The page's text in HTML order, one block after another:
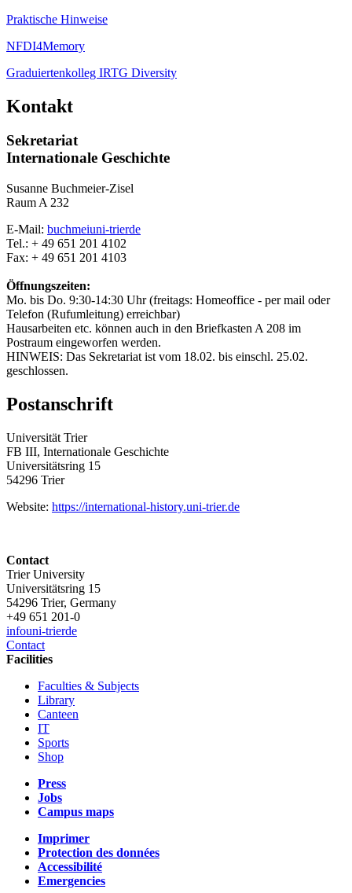
Praktische Hinweise
NFDI4Memory
Graduiertenkolleg IRTG Diversity
Kontakt
Sekretariat
Internationale Geschichte
Susanne Buchmeier-Zisel
Raum A 232
E-Mail: buchmeiuni-trierde
Tel.: + 49 651 201 4102
Fax: + 49 651 201 4103
Öffnungszeiten:
Mo. bis Do. 9:30-14:30 Uhr (freitags: Homeoffice - per mail oder
Telefon (Rufumleitung) erreichbar)
Hausarbeiten etc. können auch in den Briefkasten A 208 im
Postraum eingeworfen werden.
HINWEIS: Das Sekretariat ist vom 18.02. bis einschl. 25.02.
geschlossen.
Postanschrift
Universität Trier
FB III, Internationale Geschichte
Universitätsring 15
54296 Trier
Website: https://international-history.uni-trier.de
Contact
Trier University
Universitätsring 15
54296 Trier, Germany
+49 651 201-0
infouni-trierde
Contact
Facilities
Faculties & Subjects
Library
Canteen
IT
Sports
Shop
Press
Jobs
Campus maps
Imprimer
Protection des données
Accessibilité
Emergencies